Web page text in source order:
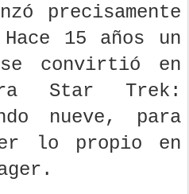
precisamente
15 años un
convirtió en
Star Trek:
nueve, para
lo propio en